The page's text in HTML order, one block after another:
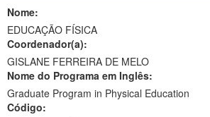
Ministério da Infraestrutura
Ministério da Agricultura, Pecuária e Abastecimento
Ministério da Educação
Ministério da Cidadania
Nome:
EDUCAÇÃO FÍSICA
Coordenador(a):
GISLANE FERREIRA DE MELO
Nome do Programa em Inglês:
Graduate Program in Physical Education
Código: